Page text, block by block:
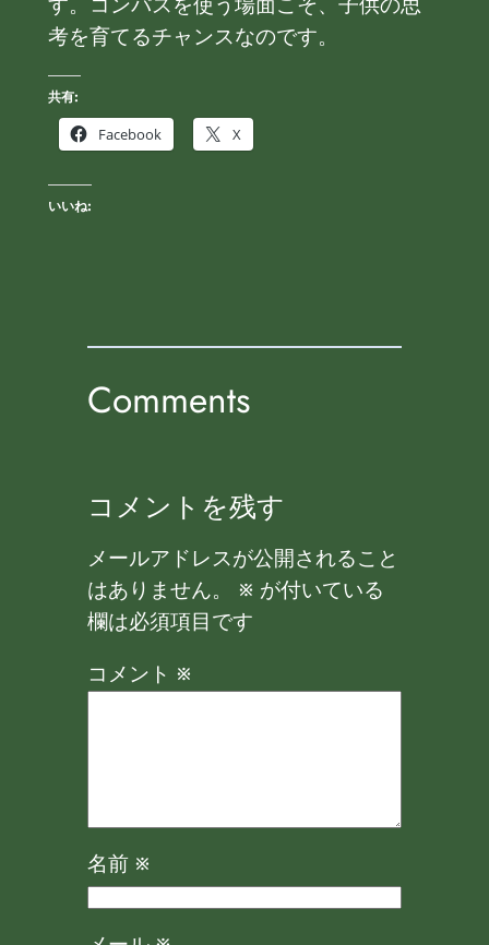
す。コンパスを使う場面こそ、子供の思
考を育てるチャンスなのです。
共有:
Facebook
X
いいね:
Comments
コメントを残す
メールアドレスが公開されること
はありません。
※ が付いている
欄は必須項目です
コメント ※
名前 ※